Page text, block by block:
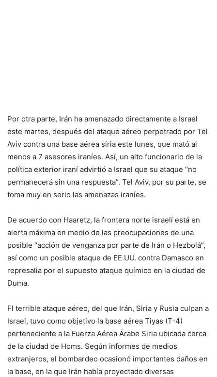
Por otra parte, Irán ha amenazado directamente a Israel
este martes, después del ataque aéreo perpetrado por Tel
Aviv contra una base aérea siria este lunes, que mató al
menos a 7 asesores iraníes. Así, un alto funcionario de la
política exterior iraní advirtió a Israel que su ataque “no
permanecerá sin una respuesta”. Tel Aviv, por su parte, se
toma muy en serio las amenazas iraníes.
De acuerdo con Haaretz, la frontera norte israelí está en
alerta máxima en medio de las preocupaciones de una
posible “acción de venganza por parte de Irán o Hezbolá”,
así como un posible ataque de EE.UU. contra Damasco en
represalia por el supuesto ataque químico en la ciudad de
Duma.
Fl terrible ataque aéreo, del que Irán, Siria y Rusia culpan a
Israel, tuvo como objetivo la base aérea Tiyas (T-4)
perteneciente a la Fuerza Aérea Árabe Siria ubicada cerca
de la ciudad de Homs. Según informes de medios
extranjeros, el bombardeo ocasionó importantes daños en
la base, en la que Irán había proyectado diversas